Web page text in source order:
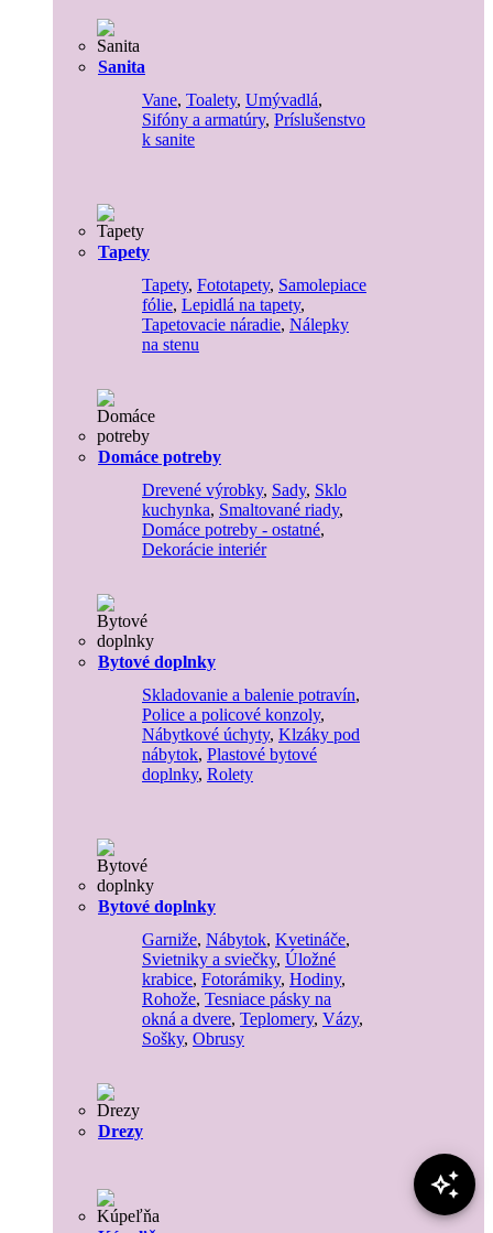
Sanita
Vane, Toalety, Umývadlá,
Sifóny a armatúry, Príslušenstvo
k sanite
Tapety
Tapety, Fototapety, Samolepiace
fólie, Lepidlá na tapety,
Tapetovacie náradie, Nálepky
na stenu
Domáce potreby
Drevené výrobky, Sady, Sklo
kuchynka, Smaltované riady,
Domáce potreby - ostatné,
Dekorácie interiér
Bytové doplnky
Skladovanie a balenie potravín,
Police a policové konzoly,
Nábytkové úchyty, Klzáky pod
nábytok, Plastové bytové
doplnky, Rolety
Bytové doplnky
Garniže, Nábytok, Kvetináče,
Svietniky a sviečky, Úložné
krabice, Fotorámiky, Hodiny,
Rohože, Tesniace pásky na
okná a dvere, Teplomery, Vázy,
Sošky, Obrusy
Drezy